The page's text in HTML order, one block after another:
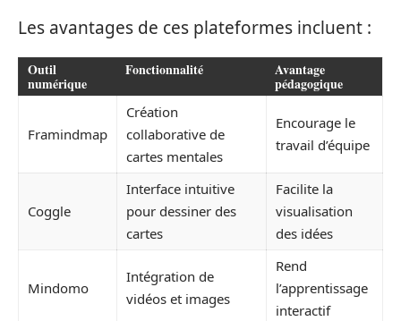
Les avantages de ces plateformes incluent :
Outil
numérique
Fonctionnalité Avantage
pédagogique
Framindmap
Création
collaborative de
cartes mentales
Encourage le
travail d’équipe
Coggle
Interface intuitive
pour dessiner des
cartes
Facilite la
visualisation
des idées
Mindomo
Intégration de
vidéos et images
Rend
l’apprentissage
interactif